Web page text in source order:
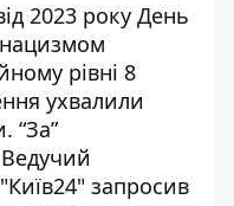
2023 року День
нацизмом
рівні 8
ухвалили
“За”
запросив